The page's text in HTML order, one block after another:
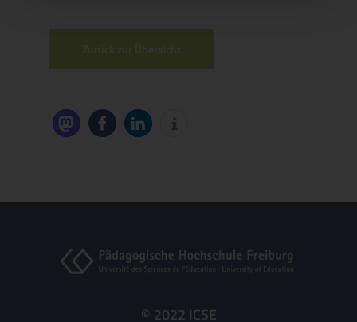
Zurück zur Übersicht
© 2022 ICSE